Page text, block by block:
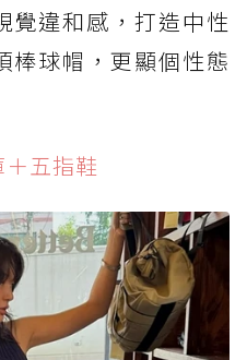
覺違和感，打造中性
棒球帽，更顯個性態
五指鞋